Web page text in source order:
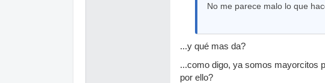
No me parece malo lo que
...y qué mas da?
...como digo, ya somos mayorcitos
por ello?